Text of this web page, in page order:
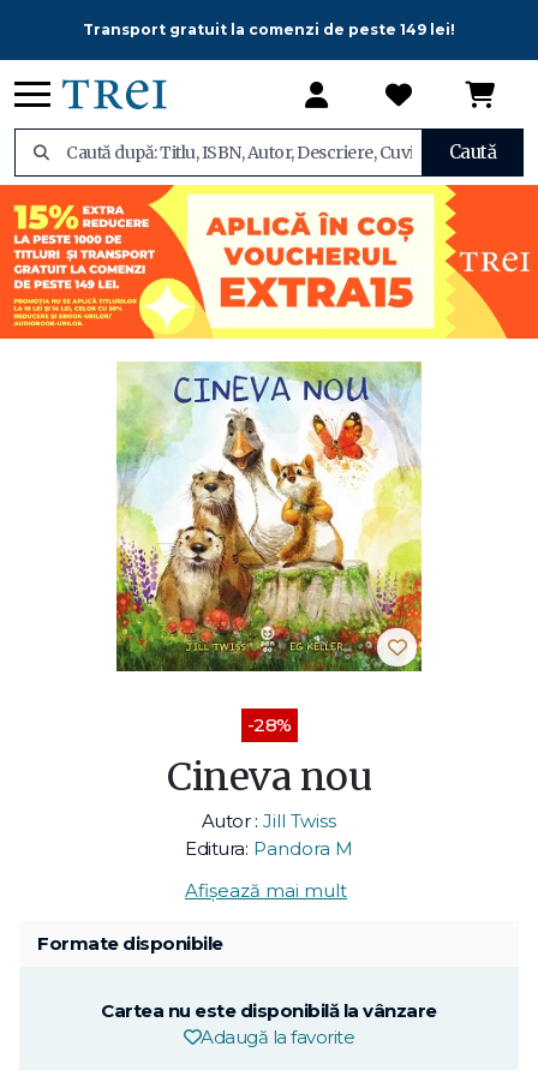
Transport gratuit la comenzi de peste 149 lei!
Caută
-28%
Cineva nou
Autor : Jill Twiss
Editura: Pandora M
Afișează mai mult
Formate disponibile
Cartea nu este disponibilă la vânzare
Adaugă la favorite